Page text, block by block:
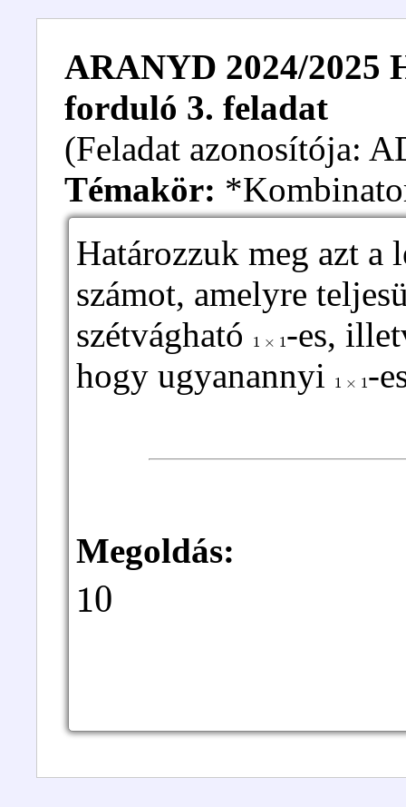
ARANYD 2024/2025
forduló 3. feladat
(Feladat azonosítója:
Témakör:
Határozzuk meg azt
számot, amelyre
szétvágható
1
-es,
hogy ugyanannyi
1 -
Megoldás:
10